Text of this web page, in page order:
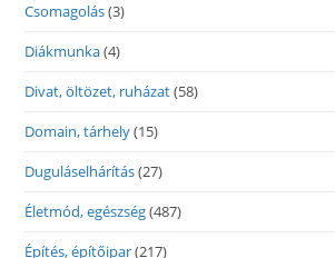
Csomagolás(3)
Diákmunka(4)
Divat, öltözet, ruházat(58)
Domain, tárhely(15)
Duguláselhárítás(27)
Életmód, egészség(487)
Építés, építőipar(217)